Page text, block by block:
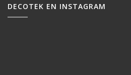
DECOTEK EN INSTAGRAM